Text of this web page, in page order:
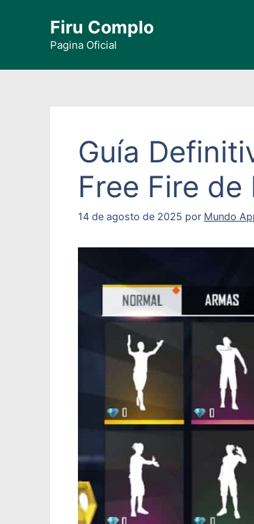
contenido
Firu Complo
Pagina Oficial
Guía
Free Fire
14 de agosto de 2025 por Mundo